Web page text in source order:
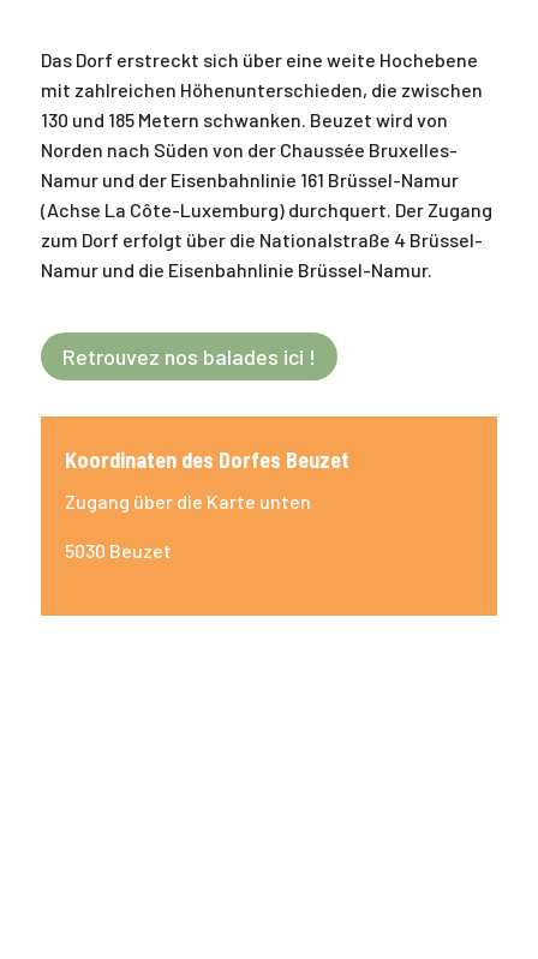
Das Dorf erstreckt sich über eine weite Hochebene
mit zahlreichen Höhenunterschieden, die zwischen
130 und 185 Metern schwanken. Beuzet wird von
Norden nach Süden von der Chaussée Bruxelles-
Namur und der Eisenbahnlinie 161 Brüssel-Namur
(Achse La Côte-Luxemburg) durchquert. Der Zugang
zum Dorf erfolgt über die Nationalstraße 4 Brüssel-
Namur und die Eisenbahnlinie Brüssel-Namur.
Retrouvez nos balades ici !
Koordinaten des Dorfes Beuzet
Zugang über die Karte unten
5030 Beuzet